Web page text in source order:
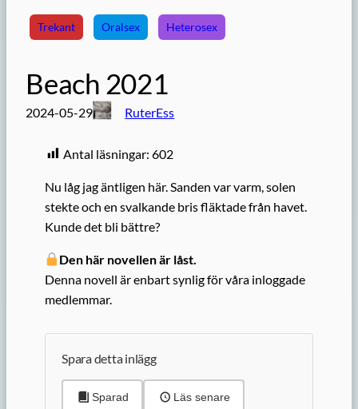
Trekant Oralsex Heterosex
Beach 2021
2024-05-29 RuterEss
Antal läsningar: 602
Nu låg jag äntligen här. Sanden var varm, solen
stekte och en svalkande bris fläktade från havet.
Kunde det bli bättre?
Den här novellen är låst.
Denna novell är enbart synlig för våra inloggade
medlemmar.
Spara detta inlägg
Sparad Läs senare